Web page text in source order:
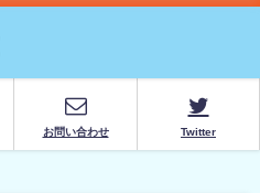
お問い合わせ Twitter